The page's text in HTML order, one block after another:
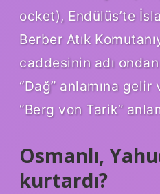
ocket), Endülüs’te
Berber Atık
caddesinin adı
“Dağ” anlamına
“Berg von Tarik”
Osmanlı,
kurtardı?